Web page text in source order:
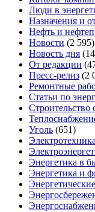
Люди в
Назначения и
Нефть и
Новости (2 595)
Новость дня
От редакции
Пресс-релиз (2
Ремонтные
Статьи по
Строительство
Уголь (651)
Электротехника
Энергетика в
Энергетика и